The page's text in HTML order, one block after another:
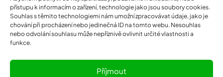
přístupu k informacím o zařízení, technologie jako jsou soubory cookies.
Souhlas s těmito technologiemi nám umožní zpracovávat údaje, jako je
chování při procházení nebo jedinečná ID na tomto webu. Nesouhlas
nebo odvolání souhlasu může nepříznivě ovlivnit určité vlastnosti a
funkce.
Příjmout